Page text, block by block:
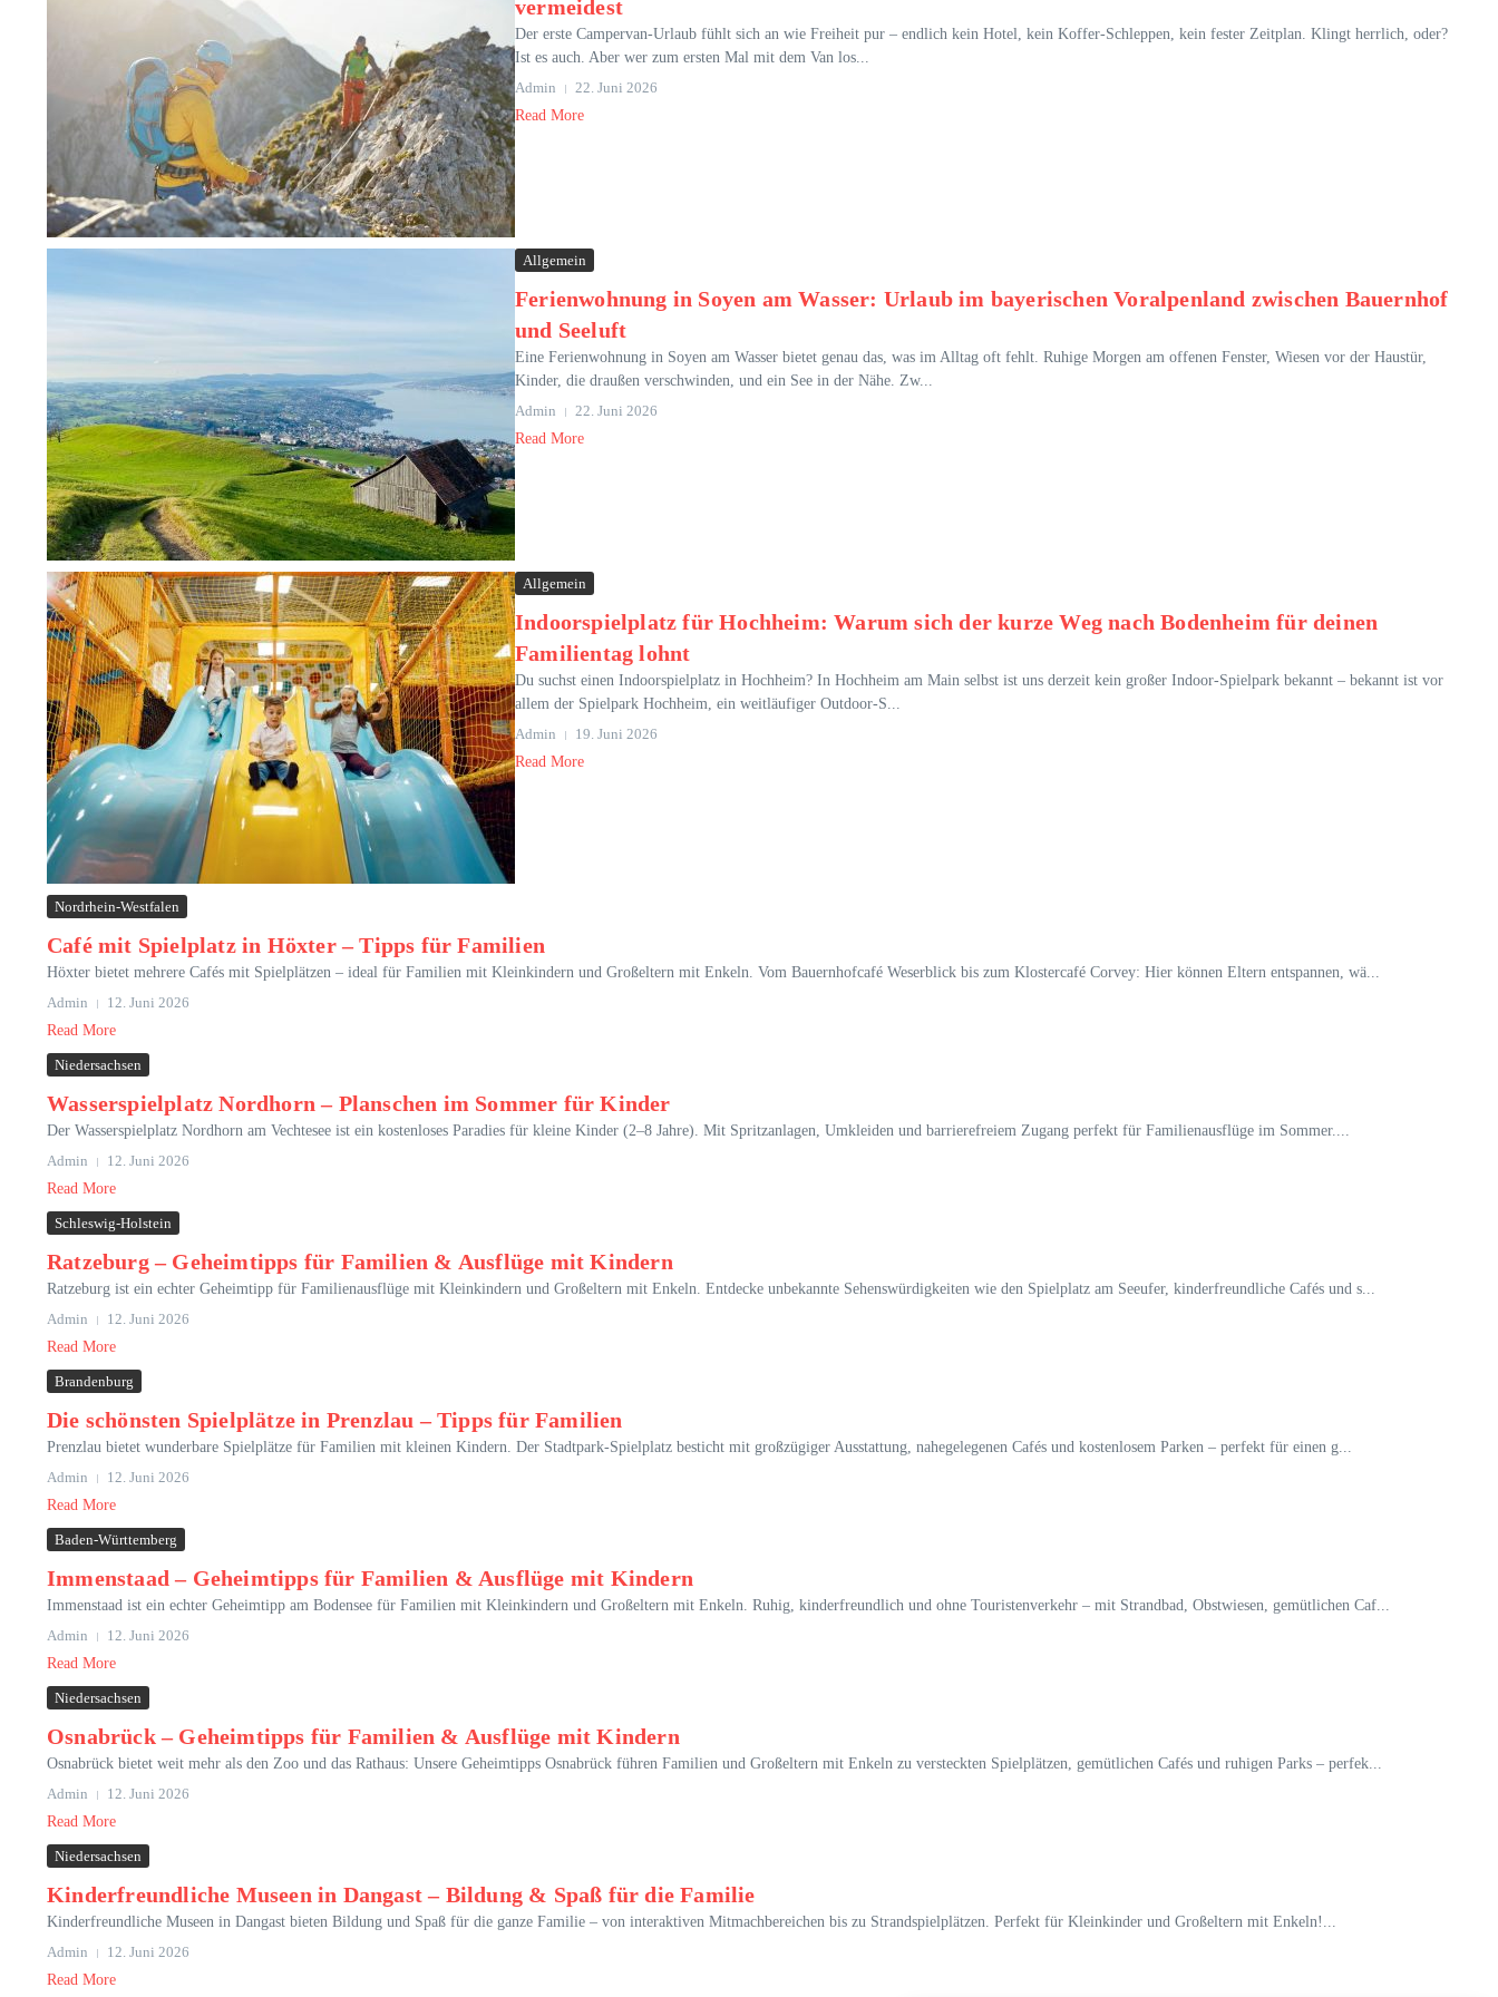
vermeidest
Der erste Campervan-Urlaub fühlt sich an wie Freiheit pur – endlich kein Hotel, kein Koffer-Schleppen, kein fester Zeitplan. Klingt herrlich, oder?
Ist es auch. Aber wer zum ersten Mal mit dem Van los...
Admin
22. Juni 2026
Read More
Allgemein
Ferienwohnung in Soyen am Wasser: Urlaub im bayerischen Voralpenland zwischen Bauernhof
und Seeluft
Eine Ferienwohnung in Soyen am Wasser bietet genau das, was im Alltag oft fehlt. Ruhige Morgen am offenen Fenster, Wiesen vor der Haustür,
Kinder, die draußen verschwinden, und ein See in der Nähe. Zw...
Admin
22. Juni 2026
Read More
Allgemein
Indoorspielplatz für Hochheim: Warum sich der kurze Weg nach Bodenheim für deinen
Familientag lohnt
Du suchst einen Indoorspielplatz in Hochheim? In Hochheim am Main selbst ist uns derzeit kein großer Indoor-Spielpark bekannt – bekannt ist vor
allem der Spielpark Hochheim, ein weitläufiger Outdoor-S...
Admin
19. Juni 2026
Read More
Nordrhein-Westfalen
Café mit Spielplatz in Höxter – Tipps für Familien
Höxter bietet mehrere Cafés mit Spielplätzen – ideal für Familien mit Kleinkindern und Großeltern mit Enkeln. Vom Bauernhofcafé Weserblick bis zum Klostercafé Corvey: Hier können Eltern entspannen, wä...
Admin
12. Juni 2026
Read More
Niedersachsen
Wasserspielplatz Nordhorn – Planschen im Sommer für Kinder
Der Wasserspielplatz Nordhorn am Vechtesee ist ein kostenloses Paradies für kleine Kinder (2–8 Jahre). Mit Spritzanlagen, Umkleiden und barrierefreiem Zugang perfekt für Familienausflüge im Sommer....
Admin
12. Juni 2026
Read More
Schleswig-Holstein
Ratzeburg – Geheimtipps für Familien & Ausflüge mit Kindern
Ratzeburg ist ein echter Geheimtipp für Familienausflüge mit Kleinkindern und Großeltern mit Enkeln. Entdecke unbekannte Sehenswürdigkeiten wie den Spielplatz am Seeufer, kinderfreundliche Cafés und s...
Admin
12. Juni 2026
Read More
Brandenburg
Die schönsten Spielplätze in Prenzlau – Tipps für Familien
Prenzlau bietet wunderbare Spielplätze für Familien mit kleinen Kindern. Der Stadtpark-Spielplatz besticht mit großzügiger Ausstattung, nahegelegenen Cafés und kostenlosem Parken – perfekt für einen g...
Admin
12. Juni 2026
Read More
Baden-Württemberg
Immenstaad – Geheimtipps für Familien & Ausflüge mit Kindern
Immenstaad ist ein echter Geheimtipp am Bodensee für Familien mit Kleinkindern und Großeltern mit Enkeln. Ruhig, kinderfreundlich und ohne Touristenverkehr – mit Strandbad, Obstwiesen, gemütlichen Caf...
Admin
12. Juni 2026
Read More
Niedersachsen
Osnabrück – Geheimtipps für Familien & Ausflüge mit Kindern
Osnabrück bietet weit mehr als den Zoo und das Rathaus: Unsere Geheimtipps Osnabrück führen Familien und Großeltern mit Enkeln zu versteckten Spielplätzen, gemütlichen Cafés und ruhigen Parks – perfek...
Admin
12. Juni 2026
Read More
Niedersachsen
Kinderfreundliche Museen in Dangast – Bildung & Spaß für die Familie
Kinderfreundliche Museen in Dangast bieten Bildung und Spaß für die ganze Familie – von interaktiven Mitmachbereichen bis zu Strandspielplätzen. Perfekt für Kleinkinder und Großeltern mit Enkeln!...
Admin
12. Juni 2026
Read More